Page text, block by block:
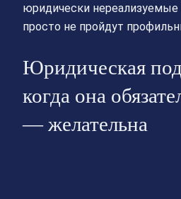
юридически
просто не пройдут
Юридическая
когда она
— желательна